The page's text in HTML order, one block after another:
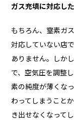
ガス充填に対応し
もちろん、窒素ガ
対応していない店
ありません。しか
で、空気圧を調整
素の純度が薄くな
わってしまうこと
き出せなくなって